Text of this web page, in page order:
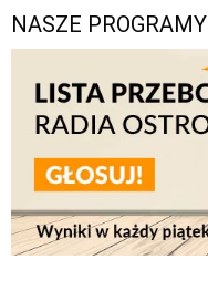
NASZE PROGRAMY